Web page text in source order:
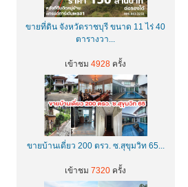
ขายที่ดิน จังหวัดราชบุรี ขนาด 11 ไร่ 40
ตารางวา...
เข้าชม 4928 ครั้ง
ขายบ้านเดี่ยว 200 ตรว. ซ.สุขุมวิท 65...
เข้าชม 7320 ครั้ง